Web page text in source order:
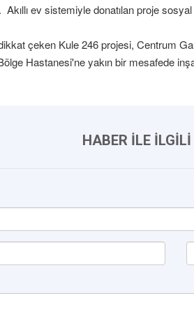
ev sistemiyle donatılan proje
çeken Kule 246 projesi, Centrum
Hastanesi'ne yakın bir mesafede
HABER İLE